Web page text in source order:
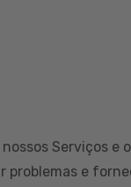
Serviços e
problemas e